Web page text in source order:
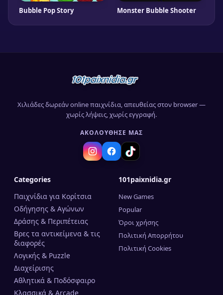
Bubble Pop Story Monster Bubble Shooter
Χιλιάδες δωρεάν online παιχνίδια, απευθείας στον browser —
χωρίς λήψεις, χωρίς εγγραφή.
ΑΚΟΛΟΎΘΗΣΈ ΜΑΣ
Categories
Παιχνίδια για Κορίτσια
Οδήγησης & Αγώνων
Δράσης & Περιπέτειας
Βρες τα αντικείμενα & τις
διαφορές
Λογικής & Puzzle
Διαχείρισης
Αθλητικά & Ποδόσφαιρο
Κλασσικά & Arcade
101paixnidia.gr
New Games
Popular
Όροι χρήσης
Πολιτική Απορρήτου
Πολιτική Cookies